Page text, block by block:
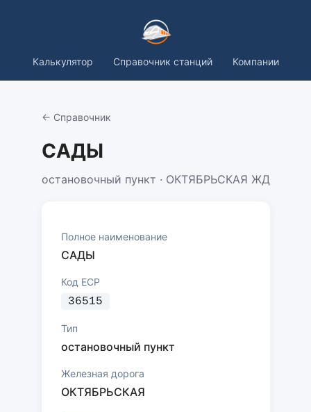
Калькулятор Справочник станций Компании
← Справочник
САДЫ
остановочный пункт · ОКТЯБРЬСКАЯ ЖД
Полное наименование
САДЫ
Код ЕСР
36515
Тип
остановочный пункт
Железная дорога
ОКТЯБРЬСКАЯ